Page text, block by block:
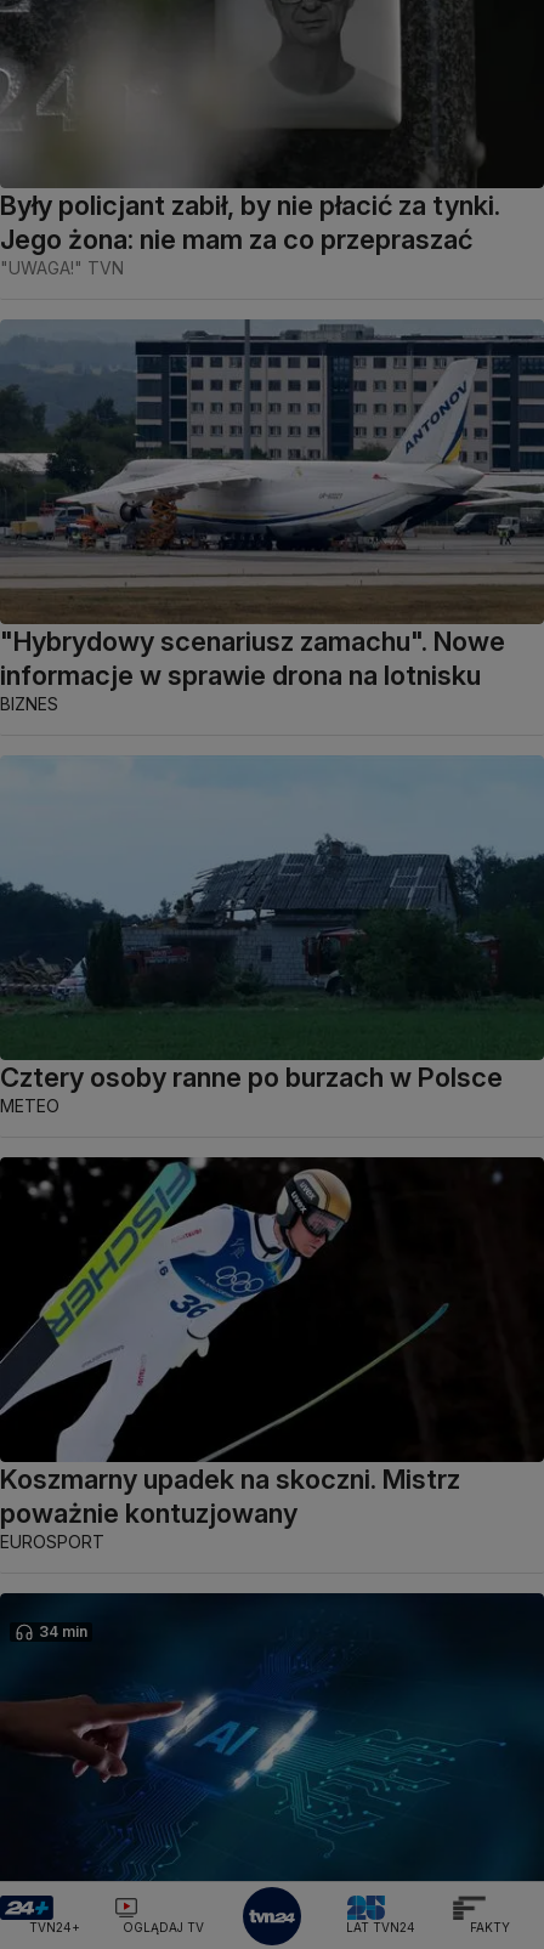
Były policjant zabił, by nie płacić za tynki.
Jego żona: nie mam za co przepraszać
"UWAGA!" TVN
"Hybrydowy scenariusz zamachu". Nowe
informacje w sprawie drona na lotnisku
BIZNES
Cztery osoby ranne po burzach w Polsce
METEO
Koszmarny upadek na skoczni. Mistrz
poważnie kontuzjowany
EUROSPORT
34 min
AI podrzuciła trop. I co dalej?
TVN24+ OGLĄDAJ TV LAT TVN24 FAKTY